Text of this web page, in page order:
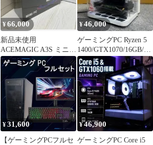
¥66,000
新品未使用
ACEMAGIC A3S ミニ
PC Ryzen 7 5825U搭載
¥46,000
ゲーミングPC Ryzen 5
1400/GTX1070/16GB/25
6GB
¥31,600
【ゲーミングPCフルセ
¥46,900
ゲーミングPC Core i5